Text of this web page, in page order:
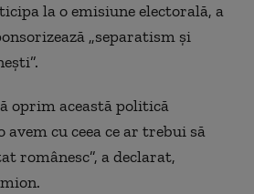
la o emisiune electorală, a
„separatism și
oprim această politică
avem cu ceea ce ar trebui să
românesc”, a declarat,